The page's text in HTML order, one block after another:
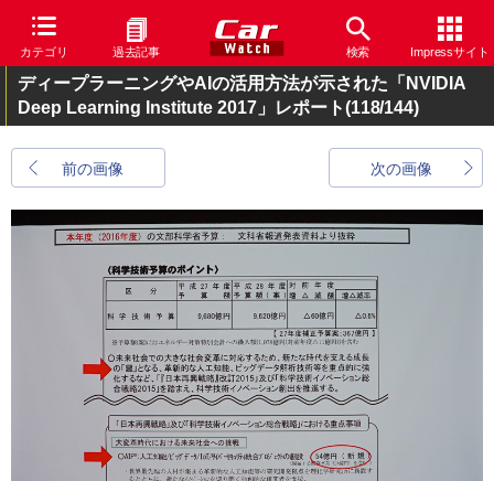
カテゴリ 過去記事 検索 Impressサイト
ディープラーニングやAIの活用方法が示された「NVIDIA
Deep Learning Institute 2017」レポート(118/144)
前の画像 次の画像